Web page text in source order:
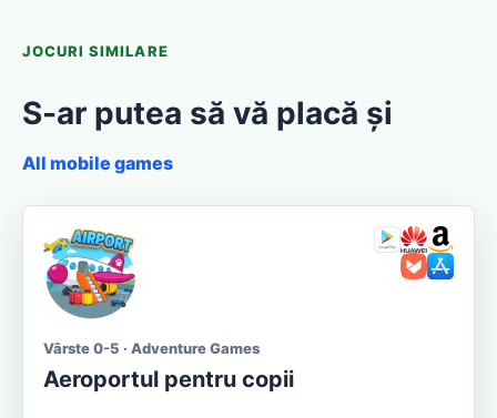
JOCURI SIMILARE
S-ar putea să vă placă și
All mobile games
Vârste 0-5 · Adventure Games
Aeroportul pentru copii